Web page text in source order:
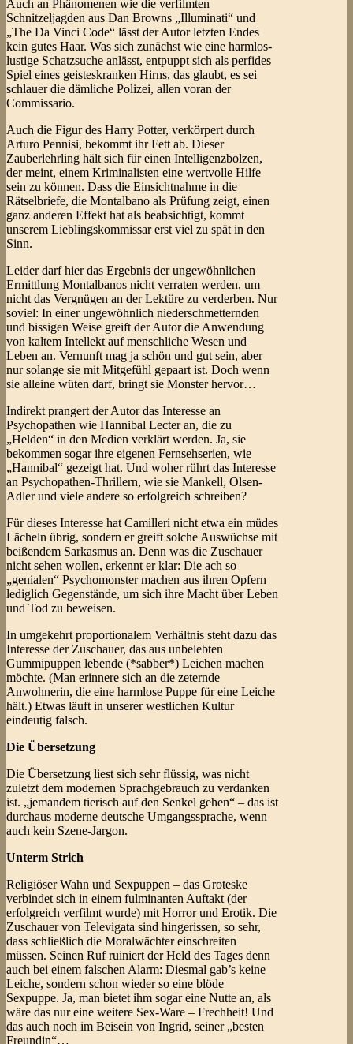
Auch an Phänomenen wie die verfilmten
Schnitzeljagden aus Dan Browns „Illuminati“ und
„The Da Vinci Code“ lässt der Autor letzten Endes
kein gutes Haar. Was sich zunächst wie eine harmlos-
lustige Schatzsuche anlässt, entpuppt sich als perfides
Spiel eines geisteskranken Hirns, das glaubt, es sei
schlauer die dämliche Polizei, allen voran der
Commissario.
Auch die Figur des Harry Potter, verkörpert durch
Arturo Pennisi, bekommt ihr Fett ab. Dieser
Zauberlehrling hält sich für einen Intelligenzbolzen,
der meint, einem Kriminalisten eine wertvolle Hilfe
sein zu können. Dass die Einsichtnahme in die
Rätselbriefe, die Montalbano als Prüfung zeigt, einen
ganz anderen Effekt hat als beabsichtigt, kommt
unserem Lieblingskommissar erst viel zu spät in den
Sinn.
Leider darf hier das Ergebnis der ungewöhnlichen
Ermittlung Montalbanos nicht verraten werden, um
nicht das Vergnügen an der Lektüre zu verderben. Nur
soviel: In einer ungewöhnlich niederschmetternden
und bissigen Weise greift der Autor die Anwendung
von kaltem Intellekt auf menschliche Wesen und
Leben an. Vernunft mag ja schön und gut sein, aber
nur solange sie mit Mitgefühl gepaart ist. Doch wenn
sie alleine wüten darf, bringt sie Monster hervor…
Indirekt prangert der Autor das Interesse an
Psychopathen wie Hannibal Lecter an, die zu
„Helden“ in den Medien verklärt werden. Ja, sie
bekommen sogar ihre eigenen Fernsehserien, wie
„Hannibal“ gezeigt hat. Und woher rührt das Interesse
an Psychopathen-Thrillern, wie sie Mankell, Olsen-
Adler und viele andere so erfolgreich schreiben?
Für dieses Interesse hat Camilleri nicht etwa ein müdes
Lächeln übrig, sondern er greift solche Auswüchse mit
beißendem Sarkasmus an. Denn was die Zuschauer
nicht sehen wollen, erkennt er klar: Die ach so
„genialen“ Psychomonster machen aus ihren Opfern
lediglich Gegenstände, um sich ihre Macht über Leben
und Tod zu beweisen.
In umgekehrt proportionalem Verhältnis steht dazu das
Interesse der Zuschauer, das aus unbelebten
Gummipuppen lebende (*sabber*) Leichen machen
möchte. (Man erinnere sich an die zeternde
Anwohnerin, die eine harmlose Puppe für eine Leiche
hält.) Etwas läuft in unserer westlichen Kultur
eindeutig falsch.
Die Übersetzung
Die Übersetzung liest sich sehr flüssig, was nicht
zuletzt dem modernen Sprachgebrauch zu verdanken
ist. „jemandem tierisch auf den Senkel gehen“ – das ist
durchaus moderne deutsche Umgangssprache, wenn
auch kein Szene-Jargon.
Unterm Strich
Religiöser Wahn und Sexpuppen – das Groteske
verbindet sich in einem fulminanten Auftakt (der
erfolgreich verfilmt wurde) mit Horror und Erotik. Die
Zuschauer von Televigata sind hingerissen, so sehr,
dass schließlich die Moralwächter einschreiten
müssen. Seinen Ruf ruiniert der Held des Tages denn
auch bei einem falschen Alarm: Diesmal gab’s keine
Leiche, sondern schon wieder so eine blöde
Sexpuppe. Ja, man bietet ihm sogar eine Nutte an, als
wäre das nur eine weitere Sex-Ware – Frechheit! Und
das auch noch im Beisein von Ingrid, seiner „besten
Freundin“…